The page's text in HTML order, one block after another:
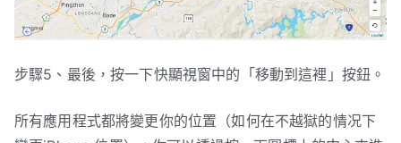
步驟5、最後，按一下快顯視窗中的「移動到這裡」按鈕。
所有應用程式都將變更你的位置（如何在不越獄的情况下